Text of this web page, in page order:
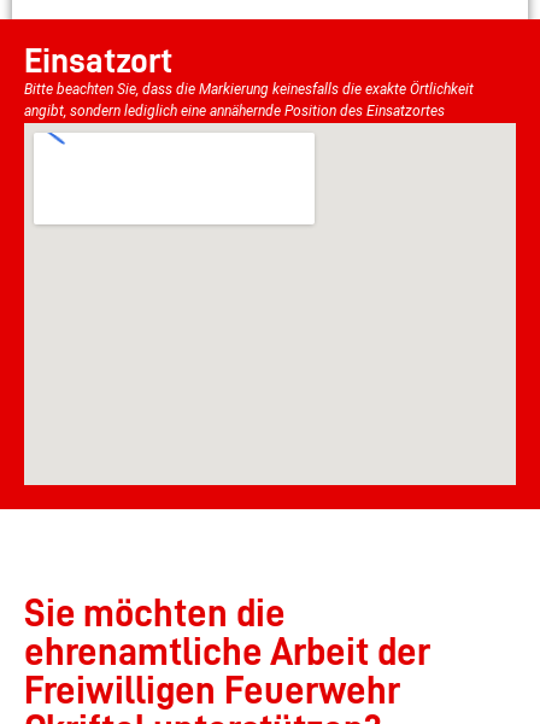
Einsatzort
Bitte beachten Sie, dass die Markierung keinesfalls die exakte Örtlichkeit
angibt, sondern lediglich eine annähernde Position des Einsatzortes
Sie möchten die
ehrenamtliche Arbeit der
Freiwilligen Feuerwehr